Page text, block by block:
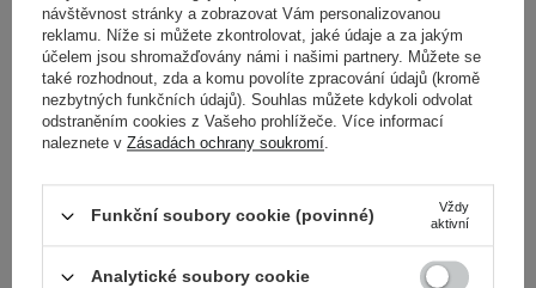
625,00 Kč
PŘIDAT DO KOŠÍKU
29
665,00 Kč
INFORMOVAT O
návštěvnost stránky a zobrazovat Vám personalizovanou
reklamu. Níže si můžete zkontrolovat, jaké údaje a za jakým
účelem jsou shromažďovány námi i našimi partnery. Můžete se
také rozhodnout, zda a komu povolíte zpracování údajů (kromě
nezbytných funkčních údajů). Souhlas můžete kdykoli odvolat
odstraněním cookies z Vašeho prohlížeče. Více informací
naleznete v Zásadách ochrany soukromí.
Funkční soubory cookie (povinné)
Vždy
aktivní
Analytické soubory cookie